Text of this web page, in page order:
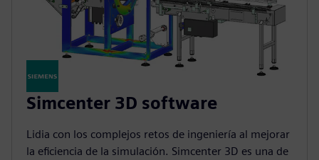
Simcenter 3D software
Lidia con los complejos retos de ingeniería al mejorar
la eficiencia de la simulación. Simcenter 3D es una de